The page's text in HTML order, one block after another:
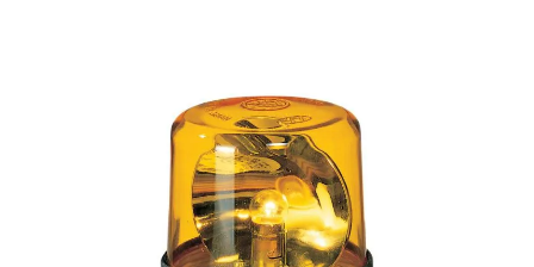
person 会員登録
用途別改善アイデア